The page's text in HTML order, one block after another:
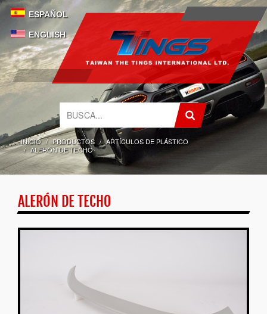
ESPAÑOL
ENGLISH
INICIO PRODUCTOS
ARTÍCULOS DE PLÁSTICO
ALERÓN DE TECHO
ALERÓN DE TECHO